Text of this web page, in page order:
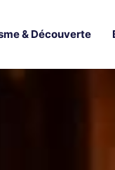
& Découverte